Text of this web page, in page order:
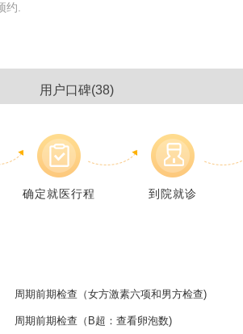
约.
用户口碑(38)
确定就医行程 到院就诊
周期前期检查（女方激素六项和男方检查)
周期前期检查（B超：查看卵泡数)